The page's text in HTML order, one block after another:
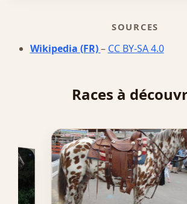
SOURCES
Wikipedia (FR)– CC BY-SA 4.0
Races à